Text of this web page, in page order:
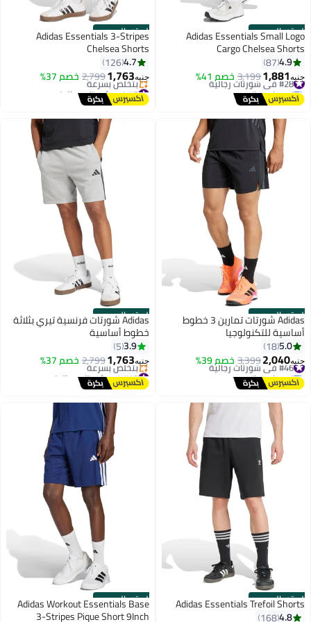
الستور الرسمي
Adidas Essentials Small Logo
Cargo Chelsea Shorts
4.9
87
جنيه1,881
3,199خصم 41% #28 في شورتات رجالية
توصيل مجاني
#28 في شورتات رجالية
الستور الرسمي
Adidas Essentials 3-Stripes
Chelsea Shorts
4.7
126
جنيه1,763
2,799خصم 37%
#7 في شورتات رجالية
توصيل مجاني
بتخلّص بسرعة
الستور الرسمي Adidas شورتات تمارين 3 خطوط
أساسية للتكنولوجيا
5.0
18
جنيه2,040
3,399خصم 39% #46 في شورتات رجالية
توصيل مجاني
#46 في شورتات رجالية
الستور الرسميAdidas شورتات فرنسية تيري بثلاثة
خطوط أساسية
3.9
5
جنيه1,763
2,799خصم 37%
#19 في شورتات رجالية
توصيل مجاني
بتخلّص بسرعة
الستور الرسمي
Adidas Essentials Trefoil Shorts
4.8
168
الستور الرسمي
Adidas Workout Essentials Base
3-Stripes Pique Short 9Inch